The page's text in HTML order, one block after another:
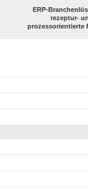
ERP-
rezeptur-
prozessorientierte